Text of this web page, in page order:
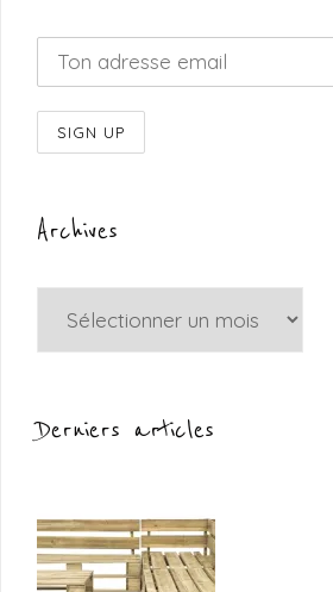
Archives
Derniers articles